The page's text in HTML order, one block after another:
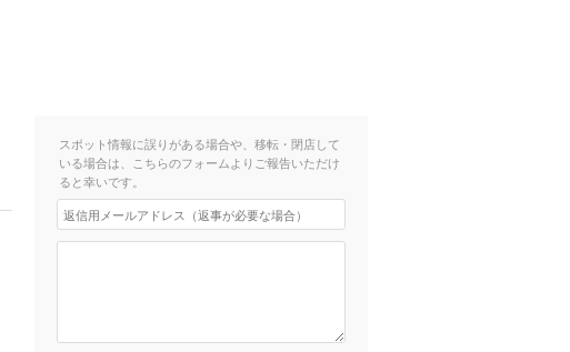
スポット情報に誤りがある場合や、移転・閉店して
いる場合は、こちらのフォームよりご報告いただけ
ると幸いです。